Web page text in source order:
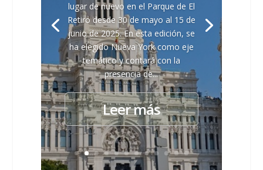
lugar de nuevo en el Parque de El
Retiro desde 30 de mayo al 15 de
junio de 2025. En esta edición, se
ha elegido Nueva York como eje
temático y contará con la
presencia de...
Leer más